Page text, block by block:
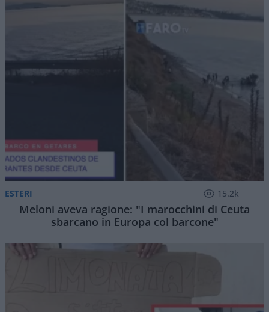
ESTERI 15.2k
Meloni aveva ragione: "I marocchini di Ceuta
sbarcano in Europa col barcone"